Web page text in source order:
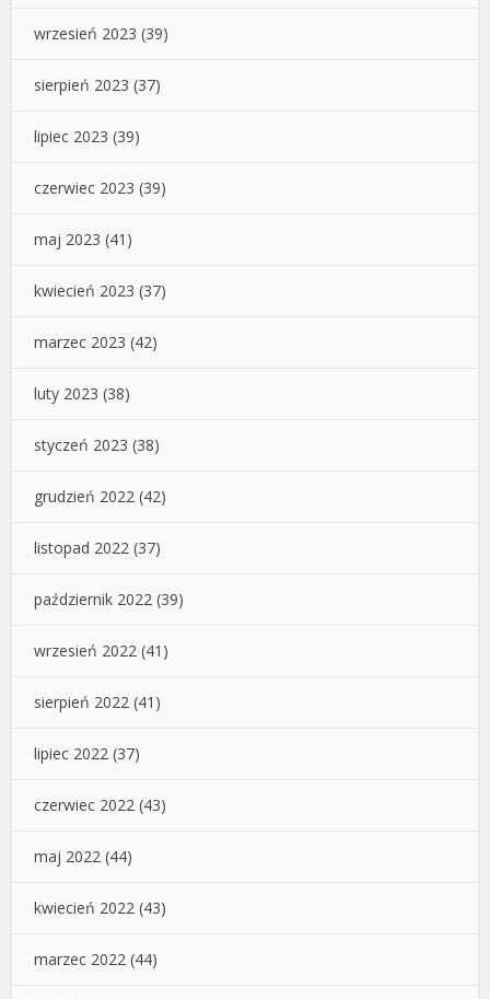
wrzesień 2023 (39)
sierpień 2023 (37)
lipiec 2023 (39)
czerwiec 2023 (39)
maj 2023 (41)
kwiecień 2023 (37)
marzec 2023 (42)
luty 2023 (38)
styczeń 2023 (38)
grudzień 2022 (42)
listopad 2022 (37)
październik 2022 (39)
wrzesień 2022 (41)
sierpień 2022 (41)
lipiec 2022 (37)
czerwiec 2022 (43)
maj 2022 (44)
kwiecień 2022 (43)
marzec 2022 (44)